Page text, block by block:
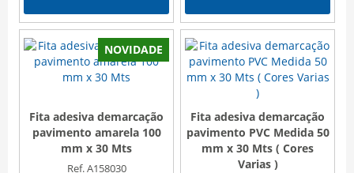
NOVIDADE
Fita adesiva demarcação
pavimento amarela 100
mm x 30 Mts
Ref. A158030
Fita adesiva demarcação
pavimento PVC Medida 50
mm x 30 Mts ( Cores
Varias )